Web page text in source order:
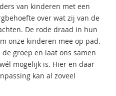
van kinderen met een
over wat zij van de
De rode draad in hun
onze kinderen mee op pad.
groep en laat ons samen
mogelijk is. Hier en daar
kan al zoveel